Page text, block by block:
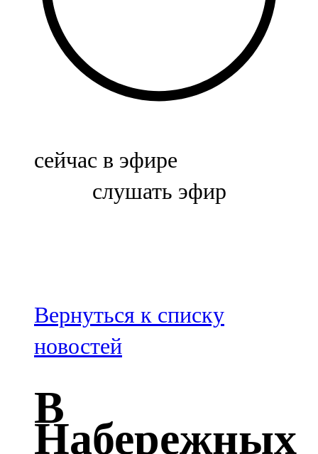
Баулы
107,5 FM
Биләр
Болгар
100,3 FM
Зәй
106,6 FM
Кадыбаш
105,2 FM
сейчас в эфире
слушать эфир
Вернуться к списку
новостей
В
Набережных